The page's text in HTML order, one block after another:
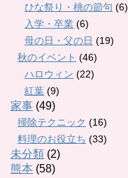
ひな祭り・桃の節句 (6)
入学・卒業 (6)
母の日・父の日 (19)
秋のイベント (46)
ハロウィン (22)
紅葉 (9)
家事 (49)
掃除テクニック (16)
料理のお役立ち (33)
未分類 (2)
熊本 (58)